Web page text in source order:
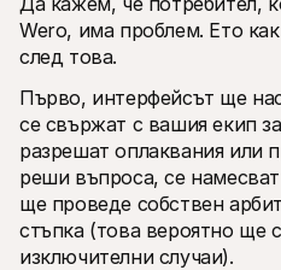
Wero, има проблем. Ето
след това.
Първо, интерфейсът ще
се свържат с вашия екип
разрешат оплаквания или
реши въпроса, се
ще проведе собствен
стъпка (това вероятно ще
изключителни случаи).